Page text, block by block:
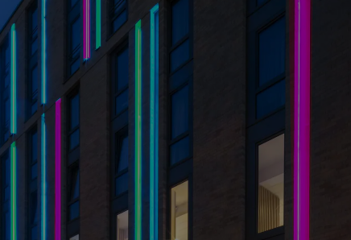
Radisson Hotels 品牌